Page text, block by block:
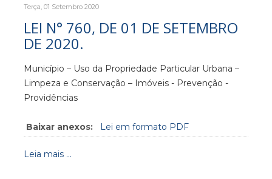
Terça, 01 Setembro 2020
LEI N° 760, DE 01 DE SETEMBRO
DE 2020.
Município – Uso da Propriedade Particular Urbana –
Limpeza e Conservação – Imóveis - Prevenção -
Providências
Baixar anexos: Lei em formato PDF
Leia mais ...